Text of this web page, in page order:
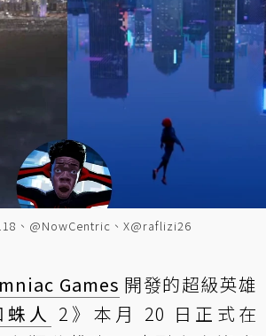
、@NowCentric、X@raflizi26
Games 開發的超級英雄
人 2》本月 20 日正式在